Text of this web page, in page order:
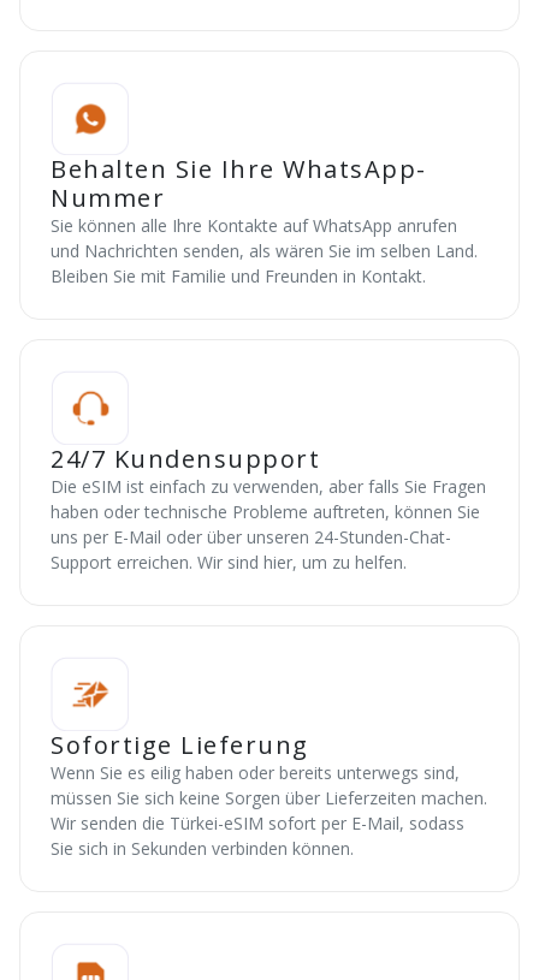
Behalten Sie Ihre WhatsApp-
Nummer
Sie können alle Ihre Kontakte auf WhatsApp anrufen
und Nachrichten senden, als wären Sie im selben Land.
Bleiben Sie mit Familie und Freunden in Kontakt.
24/7 Kundensupport
Die eSIM ist einfach zu verwenden, aber falls Sie Fragen
haben oder technische Probleme auftreten, können Sie
uns per E-Mail oder über unseren 24-Stunden-Chat-
Support erreichen. Wir sind hier, um zu helfen.
Sofortige Lieferung
Wenn Sie es eilig haben oder bereits unterwegs sind,
müssen Sie sich keine Sorgen über Lieferzeiten machen.
Wir senden die Türkei-eSIM sofort per E-Mail, sodass
Sie sich in Sekunden verbinden können.